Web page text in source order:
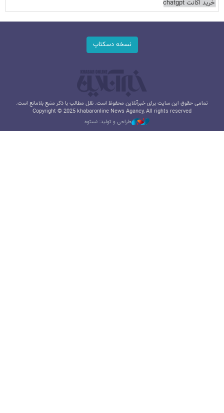
خرید اکانت chatgpt
نسخه دسکتاپ
تمامی حقوق این سایت برای خبرآنلاین محفوظ است. نقل مطالب با ذکر منبع بلامانع است.
Copyright © 2025 khabaronline News Agancy, All rights reserved
طراحی و تولید: نستوه